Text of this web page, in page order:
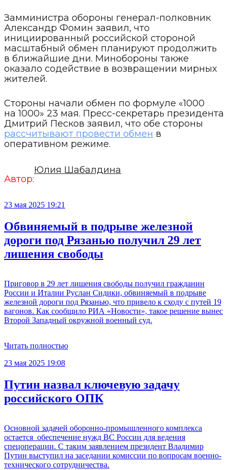
Замминистра обороны генерал-полковник
Александр Фомин заявил, что
инициированный российской стороной
масштабный обмен планируют продолжить
в ближайшие дни. Минобороны также
оказало содействие в возвращении мирных
жителей.
Стороны начали обмен по формуле «1000
на 1000» 23 мая. Пресс-секретарь президента
Дмитрий Песков заявил, что обе стороны
рассчитывают провести обмен в
оперативном режиме.
Автор:
Юлия Шабалдина
23 мая 2025 19:21
Обвиняемый в подрыве железной
дороги под Рязанью получил 29 лет
лишения свободы
Приговор в 29 лет лишения свободы получил гражданин
России и Италии Руслан Сидики, обвиняемый в подрыве
железной дороги под Рязанью, что привело к сходу с путей 19
вагонов. Как сообщило РИА «Новости», такое решение вынес
Второй Западный окружной военный суд.
Читать полностью
23 мая 2025 19:08
Путин назвал ключевую задачу
российского ОПК
Основной задачей оборонно-промышленного комплекса
остается обеспечение нужд ВС России для ведения
спецоперации. С таким заявлением президент Владимир
Путин выступил на заседании комиссии по вопросам военно-
технического сотрудничества.